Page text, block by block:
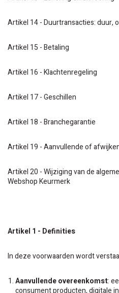
Artikel 14 - Duurtransacties: duur,
Artikel 15 - Betaling
Artikel 16 - Klachtenregeling
Artikel 17 - Geschillen
Artikel 18 - Branchegarantie
Artikel 19 - Aanvullende of
Artikel 20 - Wijziging van de
Webshop Keurmerk
Artikel 1 - Definities
In deze voorwaarden wordt
Aanvullende overeenkomst:
consument producten, digitale